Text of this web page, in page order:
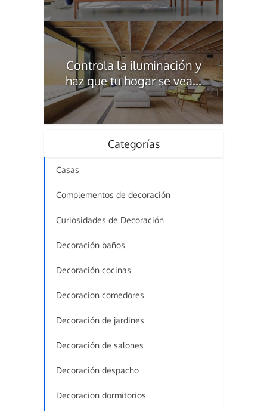
Controla la iluminación y
haz que tu hogar se vea...
Categorías
Casas
Complementos de decoración
Curiosidades de Decoración
Decoración baños
Decoración cocinas
Decoracion comedores
Decoración de jardines
Decoración de salones
Decoración despacho
Decoracion dormitorios